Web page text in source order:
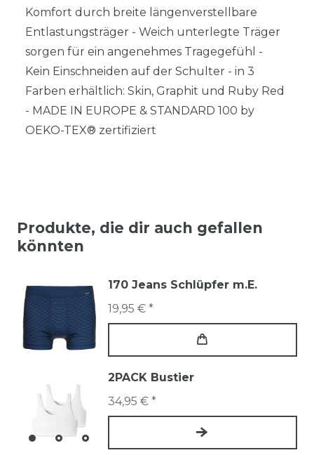
Komfort durch breite längenverstellbare
Entlastungsträger - Weich unterlegte Träger
sorgen für ein angenehmes Tragegefühl -
Kein Einschneiden auf der Schulter - in 3
Farben erhältlich: Skin, Graphit und Ruby Red
- MADE IN EUROPE & STANDARD 100 by
OEKO-TEX® zertifiziert
Produkte, die dir auch gefallen
könnten
170 Jeans Schlüpfer m.E.
19,95 € *
2PACK Bustier
34,95 € *